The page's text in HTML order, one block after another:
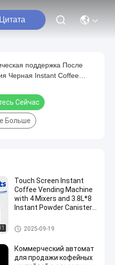
Цитата
поддержка После
Черная Instant Coffee
Сейчас
Больше
Touch Screen Instant
Coffee Vending Machine
with 4 Mixers and 3.8L*8
Instant Powder Canisters
Espresso Brewer
Автомат для продажи кофе
2025-09-19
Коммерческий автомат
для продажи кофейных